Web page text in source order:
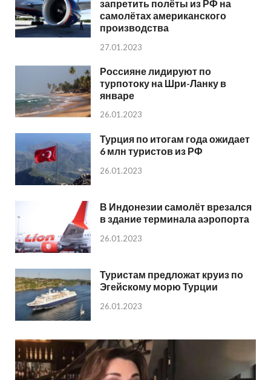
запретить полёты из РФ на
самолётах американского
производства
27.01.2023
Россияне лидируют по
турпотоку на Шри-Ланку в
январе
26.01.2023
Турция по итогам года ожидает
6 млн туристов из РФ
26.01.2023
В Индонезии самолёт врезался
в здание терминала аэропорта
26.01.2023
Туристам предложат круиз по
Эгейскому морю Турции
26.01.2023